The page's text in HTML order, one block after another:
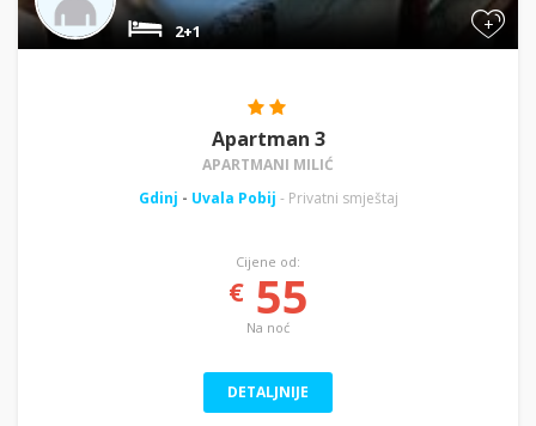
+
2+1
Apartman 3
APARTMANI MILIĆ
Gdinj - Uvala Pobij - Privatni smještaj
Cijene od:
€55
Na noć
DETALJNIJE